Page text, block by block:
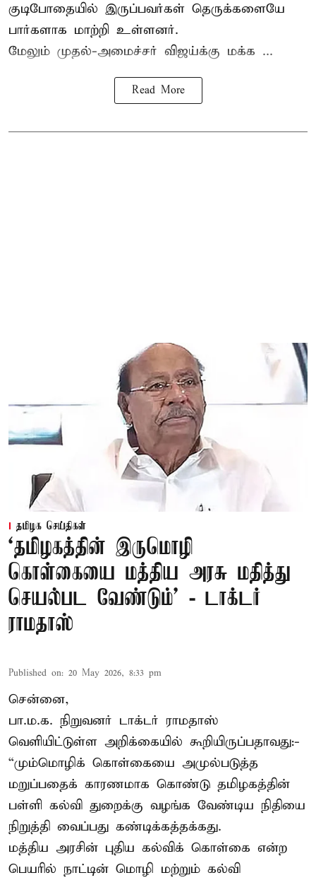
குடிபோதையில் இருப்பவர்கள் தெருக்களையே
பார்களாக மாற்றி உள்ளனர்.
மேலும் முதல்-அமைச்சர் விஜய்க்கு மக்க ...
Read More
தமிழக செய்திகள்
‘தமிழகத்தின் இருமொழி
கொள்கையை மத்திய அரசு மதித்து
செயல்பட வேண்டும்’ - டாக்டர்
ராமதாஸ்
Published on: 20 May 2026, 8:33 pm
சென்னை,
பா.ம.க. நிறுவனர் டாக்டர் ராமதாஸ்
வெளியிட்டுள்ள அறிக்கையில் கூறியிருப்பதாவது:-
“மும்மொழிக் கொள்கையை அமுல்படுத்த
மறுப்பதைக் காரணமாக கொண்டு தமிழகத்தின்
பள்ளி கல்வி துறைக்கு வழங்க வேண்டிய நிதியை
நிறுத்தி வைப்பது கண்டிக்கத்தக்கது.
மத்திய அரசின் புதிய கல்விக் கொள்கை என்ற
பெயரில் நாட்டின் மொழி மற்றும் கல்வி